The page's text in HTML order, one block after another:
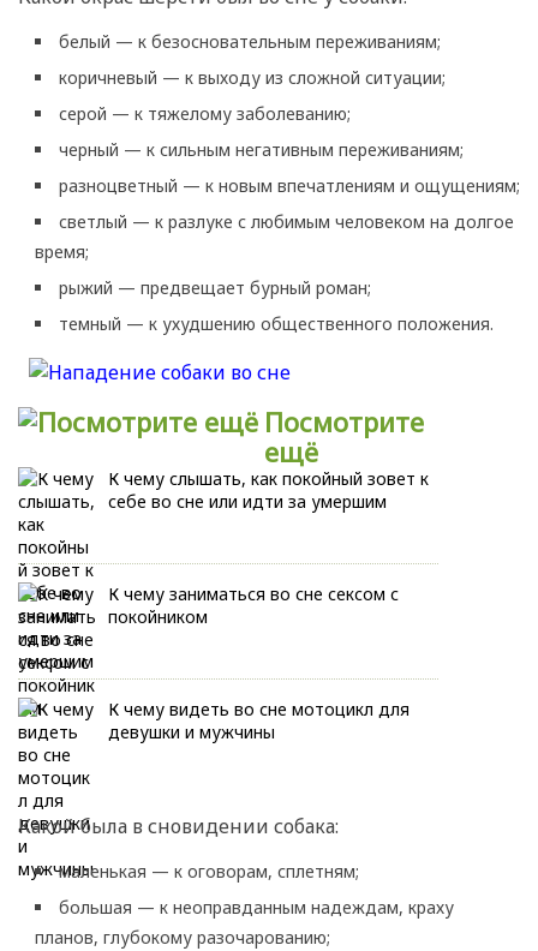
белый — к безосновательным переживаниям;
коричневый — к выходу из сложной ситуации;
серой — к тяжелому заболеванию;
черный — к сильным негативным переживаниям;
разноцветный — к новым впечатлениям и ощущениям;
светлый — к разлуке с любимым человеком на долгое
время;
рыжий — предвещает бурный роман;
темный — к ухудшению общественного положения.
Посмотрите
ещё
К чему слышать, как покойный зовет к
себе во сне или идти за умершим
К чему заниматься во сне сексом с
покойником
К чему видеть во сне мотоцикл для
девушки и мужчины
Какой была в сновидении собака:
маленькая — к оговорам, сплетням;
большая — к неоправданным надеждам, краху
планов, глубокому разочарованию;